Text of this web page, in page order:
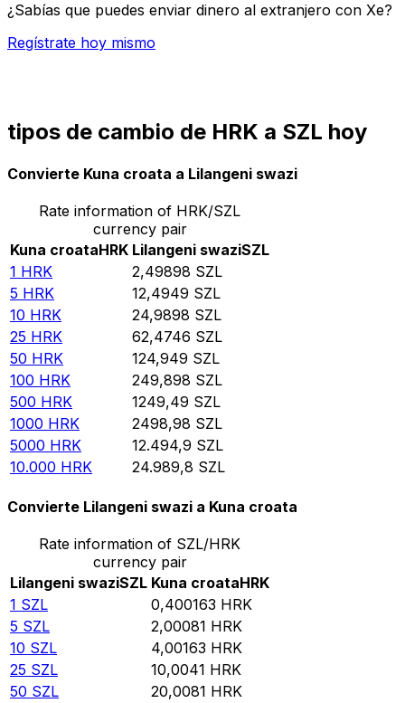
¿Sabías que puedes enviar dinero al extranjero con Xe?
Regístrate hoy mismo
tipos de cambio de HRK a SZL hoy
Convierte Kuna croata a Lilangeni swazi
Rate information of HRK/SZL
currency pair
Kuna croataHRK Lilangeni swaziSZL
1 HRK 2,49898 SZL
5 HRK 12,4949 SZL
10 HRK 24,9898 SZL
25 HRK 62,4746 SZL
50 HRK 124,949 SZL
100 HRK 249,898 SZL
500 HRK 1249,49 SZL
1000 HRK 2498,98 SZL
5000 HRK 12.494,9 SZL
10.000 HRK 24.989,8 SZL
Convierte Lilangeni swazi a Kuna croata
Rate information of SZL/HRK
currency pair
Lilangeni swaziSZL Kuna croataHRK
1 SZL 0,400163 HRK
5 SZL 2,00081 HRK
10 SZL 4,00163 HRK
25 SZL 10,0041 HRK
50 SZL 20,0081 HRK